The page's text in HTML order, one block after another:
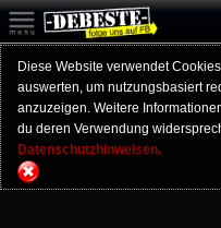
Diese Website verwendet
auswerten, um nutzungsbasiert
anzuzeigen. Weitere
du deren Verwendung
Datenschutzhinweisen.